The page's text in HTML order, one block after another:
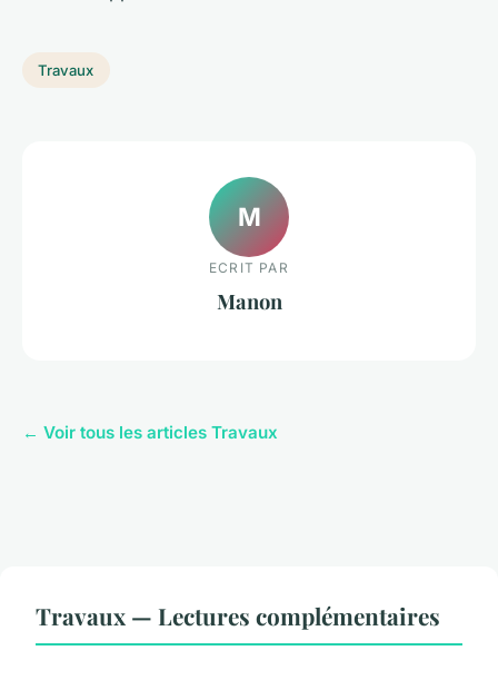
Travaux
M
ECRIT PAR
Manon
← Voir tous les articles Travaux
Travaux — Lectures complémentaires